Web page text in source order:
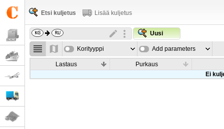
Etsi kuljetus Lisää kuljetus
Uusi
Korityyppi Add parameters
Lastaus
Purkaus
Ei